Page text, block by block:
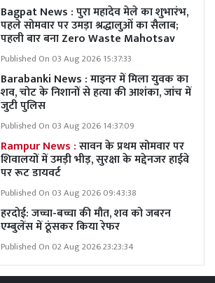
Bagpat News : पुरा महादेव मेले का शुभारंभ,
पहले सोमवार पर उमड़ा श्रद्धालुओं का सैलाब;
पहली बार बना Zero Waste Mahotsav
Published On 03 Aug 2026 15:37:33
Barabanki News : माइनर में मिला युवक का
शव, चोट के निशानों से हत्या की आशंका, जांच में
जुटी पुलिस
Published On 03 Aug 2026 14:37:09
Rampur News :सावन के प्रथम सोमवार पर
शिवालयों में उमड़ी भीड़, सुरक्षा के मद्देनजर हाईवे
पर रूट डायवर्ट
Published On 03 Aug 2026 09:43:38
हरदोई: जच्चा-बच्चा की मौत, शव को जबरन
एम्बुलेंस में ठूंसकर किया रेफर
Published On 02 Aug 2026 23:23:34